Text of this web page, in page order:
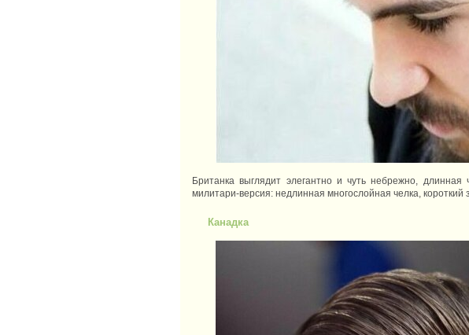
Британка выглядит элегантно и чуть небрежно,
милитари-версия: недлинная многослойная челка,
Канадка